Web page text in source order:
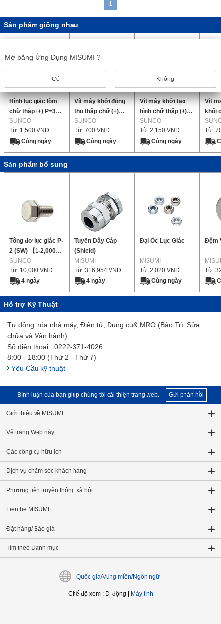
1
Sản phẩm giống nhau
Hình lục giác lõm
chữ thập (+) P=3
(lắp nhanh SW+JIS
W) 【1-2,000 miếng
mỗi gói】
SUNCO
Từ :1,500 VND
Cùng ngày
Vít máy khởi động
thu thập chữ (+)
P=3 (lắp ráp
SW+JIS W) 【1-
4,000 miếng mỗi
gói】
SUNCO
Từ :700 VND
Cùng ngày
Vít máy khởi tạo
hình chữ thập (+)
P=3 (dành cho tấm
cụm) (lắp ráp
SW+JIS W) 【1-
2,000 miếng mỗi
SUNCO
Từ :2,150 VND
Cùng ngày
Vít
khối
P=4
gọn
【1-
mỗi
Từ :
Sản phẩm bổ sung
Tông đơ lục giác P-
2 (SW) 【1-2,000
miếng mỗi gói】
SUNCO
Từ :10,000 VND
4 ngày
Tuyến Dây Cáp
(Shield)
MISUMI
Từ :316,954 VND
4 ngày
Đại Ốc Lục Giác
MISUMI
Từ :2,020 VND
Cùng ngày
Đệm
Từ :
Hỗ trợ Kỹ Thuật
Tự động hóa nhà máy, Điện tử, Dụng cụ& MRO (Bảo Trì, Sửa
chữa và Vận hành)
Số điện thoại : 0222-371-4026
8:00 - 18:00 (Thứ 2 - Thứ 7)
Yêu Cầu kỹ thuật
Bình luận của bạn giúp chúng tôi cải thiện trang web. Gửi phản hồi
Giới thiệu về MISUMI
Về trang Web này
Các công cụ hữu ích
Dịch vụ chăm sóc khách hàng
Phương tiện truyền thông xã hội
Liên hệ MISUMI
Đặt hàng/ Báo giá
Tìm theo Danh mục
Quốc gia/Vùng miền/Ngôn ngữ
Chế độ xem: Di động Máy tính
Mở bằng Ứng Dụng MISUMI ?
Có Không